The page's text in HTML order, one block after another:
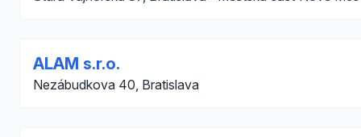
ALAM s.r.o.
Nezábudkova 40, Bratislava